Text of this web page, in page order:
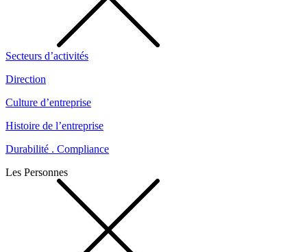
Secteurs d’activités
Direction
Culture d’entreprise
Histoire de l’entreprise
Durabilité . Compliance
Les Personnes